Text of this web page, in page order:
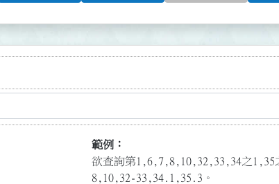
範例：
欲查詢第1,6,7,8,10,32,33,34之1,35
8,10,32-33,34.1,35.3。